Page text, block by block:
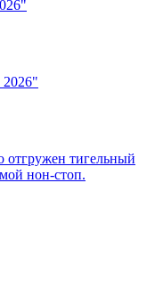
отгружен тигельный
нон-стоп.